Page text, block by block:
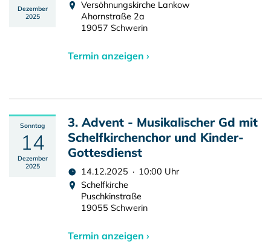
Dezember
2025
Versöhnungskirche Lankow
Ahornstraße 2a
19057 Schwerin
Termin anzeigen ›
Sonntag
14
Dezember
2025
3. Advent - Musikalischer Gd mit
Schelfkirchenchor und Kinder­
Gottesdienst
14.12.2025 · 10:00 Uhr
Schelfkirche
Puschkinstraße
19055 Schwerin
Termin anzeigen ›